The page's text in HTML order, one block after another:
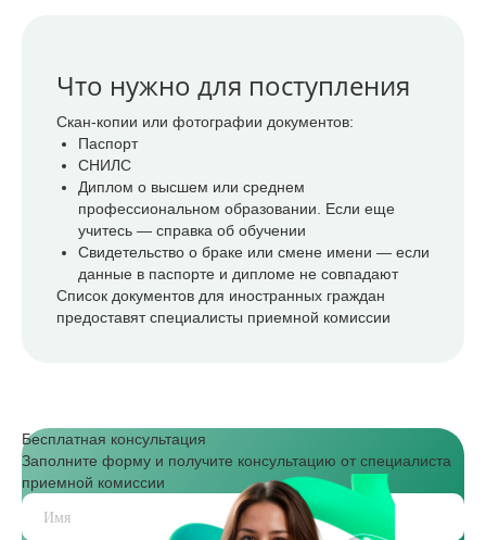
Что нужно для поступления
Скан-копии или фотографии документов:
Паспорт
СНИЛС
Диплом о высшем или среднем
профессиональном образовании. Если еще
учитесь — справка об обучении
Свидетельство о браке или смене имени — если
данные в паспорте и дипломе не совпадают
Список документов для иностранных граждан
предоставят специалисты приемной комиссии
Бесплатная консультация
Заполните форму и получите консультацию от специалиста
приемной комиссии